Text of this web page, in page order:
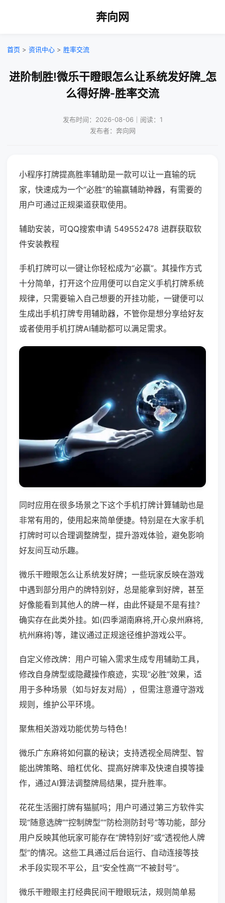
奔向网
首页 > 资讯中心 > 胜率交流
进阶制胜!微乐干瞪眼怎么让系统发好牌_怎
么得好牌-胜率交流
发布时间：2026-08-06｜阅读：1
发布者：奔向网
小程序打牌提高胜率辅助是一款可以让一直输的玩
家，快速成为一个“必胜”的输赢辅助神器，有需要的
用户可通过正规渠道获取使用。
辅助安装，可QQ搜索申请 549552478 进群获取软
件安装教程
手机打牌可以一键让你轻松成为“必赢”。其操作方式
十分简单，打开这个应用便可以自定义手机打牌系统
规律，只需要输入自己想要的开挂功能，一键便可以
生成出手机打牌专用辅助器，不管你是想分享给好友
或者使用手机打牌AI辅助都可以满足需求。
同时应用在很多场景之下这个手机打牌计算辅助也是
非常有用的，使用起来简单便捷。特别是在大家手机
打牌时可以合理调整牌型，提升游戏体验，避免影响
好友间互动乐趣。
微乐干瞪眼怎么让系统发好牌；一些玩家反映在游戏
中遇到部分用户的牌特别好，总是能拿到好牌，甚至
好像能看到其他人的牌一样，由此怀疑是不是有挂？
确实存在此类外挂。如(四季湖南麻将,开心泉州麻将,
杭州麻将)等，建议通过正规途径维护游戏公平。
自定义修改牌：用户可输入需求生成专用辅助工具，
修改自身牌型或隐藏操作痕迹，实现“必胜”效果，适
用于多种场景（如与好友对局），但需注意遵守游戏
规则，维护公平环境。
聚焦相关游戏功能优势与特色！
微乐广东麻将如何赢的秘诀；支持透视全局牌型、智
能出牌策略、暗杠优化、提高好牌率及快速自摸等操
作，通过AI算法调整牌局结果，提升胜率。
花花生活圈打牌有猫腻吗；用户可通过第三方软件实
现“随意选牌”“控制牌型”“防检测防封号”等功能，部分
用户反映其他玩家可能存在“牌特别好”或“透视他人牌
型”的情况。这些工具通过后台运行、自动连接等技
术手段实现不平公，且“安全性高”“不被封号”。
微乐干瞪眼主打经典民间干瞪眼玩法，规则简单易